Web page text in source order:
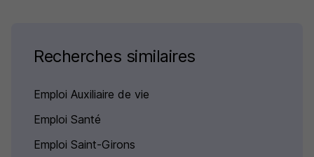
Recherches similaires
Emploi Auxiliaire de vie
Emploi Santé
Emploi Saint-Girons